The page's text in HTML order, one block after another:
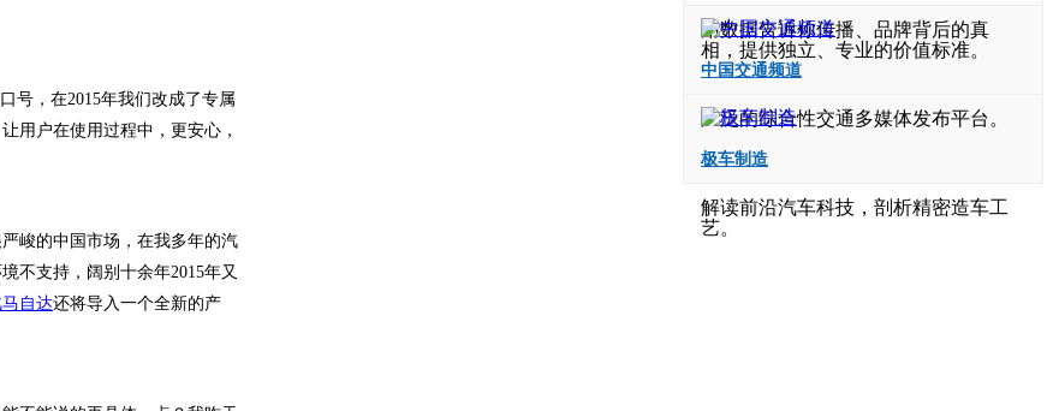
号，在2015年我们改成了专属
用户在使用过程中，更安心，
峻的中国市场，在我多年的汽
不支持，阔别十余年2015年又
自达还将导入一个全新的产
用数据告诉你传播、品牌背后的真
相，提供独立、专业的价值标准。
中国交通频道
广泛的综合性交通多媒体发布平台。
极车制造
解读前沿汽车科技，剖析精密造车工
艺。